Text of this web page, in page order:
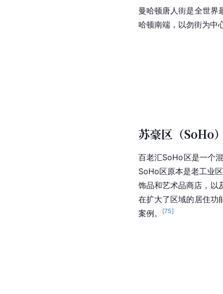
曼哈顿唐人街是全世界
哈顿南端，以勿街为中
苏豪区（SoHo
百老汇SoHo区是一个
SoHo区原本是老工业
饰品和艺术品商店，以
在扩大了区域的居住功
案例。
[75]